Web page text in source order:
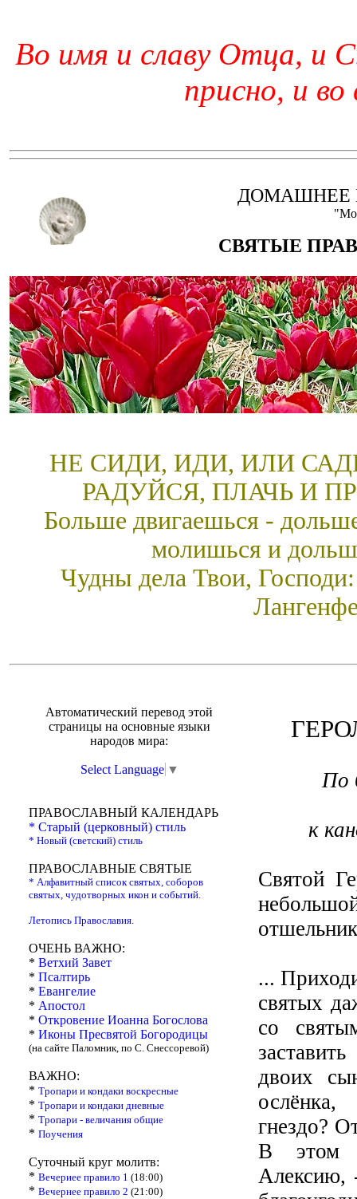
Во имя и славу Отца, и
присно, и во
ДОМАШНЕЕ
СВЯТЫЕ
НЕ СИДИ, ИДИ, ИЛИ
РАДУЙСЯ, ПЛАЧЬ И
Больше двигаешься -
молишься и
Чудны дела Твои,
Автоматический перевод этой
страницы на основные языки
народов мира:
Select Language ▼
ПРАВОСЛАВНЫЙ КАЛЕНДАРЬ
* Старый (церковный) стиль
* Новый (светский) стиль
ПРАВОСЛАВНЫЕ СВЯТЫЕ
* Алфавитный список святых, соборов
святых, чудотворных икон и событий.
Летопись Православия.
ОЧЕНЬ ВАЖНО:
* Ветхий Завет
* Псалтирь
* Евангелие
* Апостол
* Откровение Иоанна Богослова
* Иконы Пресвятой Богородицы
(на сайте Паломник, по С. Снессоревой)
ВАЖНО:
* Тропари и кондаки воскресные
* Тропари и кондаки дневные
* Тропари - величания общие
* Поучения
Суточный круг молитв:
* Вечериее правило 1 (18:00)
* Вечернее правило 2 (21:00)
По
к
Святой
...
святых
со
двоих
ослёнка,
гнездо?
В этом
Алексию,